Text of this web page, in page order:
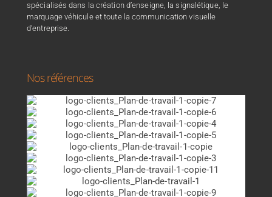
spécialisés dans la création d’enseigne, la signalétique, le
marquage véhicule et toute la communication visuelle
d’entreprise.
Nos références